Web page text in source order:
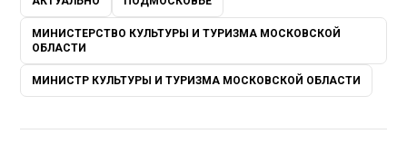
МИНИСТЕРСТВО КУЛЬТУРЫ И ТУРИЗМА МОСКОВСКОЙ
ОБЛАСТИ
МИНИСТР КУЛЬТУРЫ И ТУРИЗМА МОСКОВСКОЙ ОБЛАСТИ